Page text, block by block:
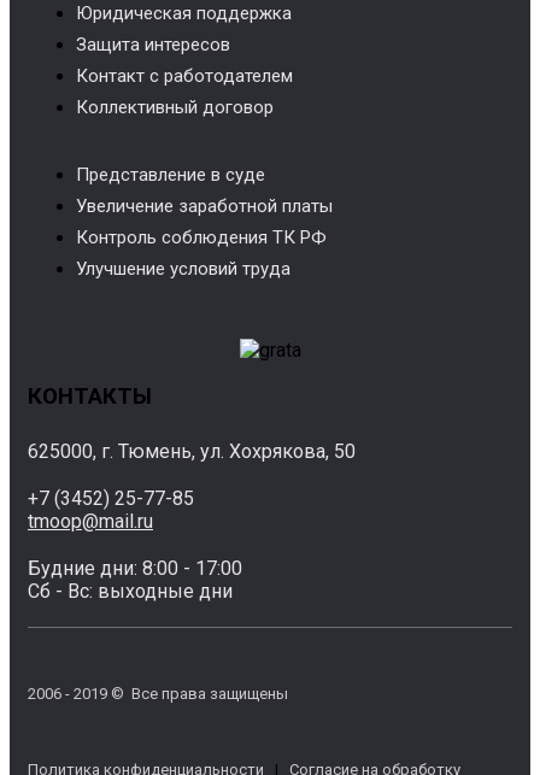
Юридическая поддержка
Защита интересов
Контакт с работодателем
Коллективный договор
Представление в суде
Увеличение заработной платы
Контроль соблюдения ТК РФ
Улучшение условий труда
КОНТАКТЫ
625000, г. Тюмень, ул. Хохрякова, 50
+7 (3452) 25-77-85
tmoop@mail.ru
Будние дни: 8:00 - 17:00
Сб - Вс: выходные дни
2006 - 2019 © Все права защищены
Политика конфиденциальности | Согласие на обработку